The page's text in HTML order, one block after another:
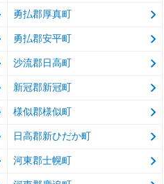
勇払郡厚真町
勇払郡安平町
沙流郡日高町
新冠郡新冠町
様似郡様似町
日高郡新ひだか町
河東郡士幌町